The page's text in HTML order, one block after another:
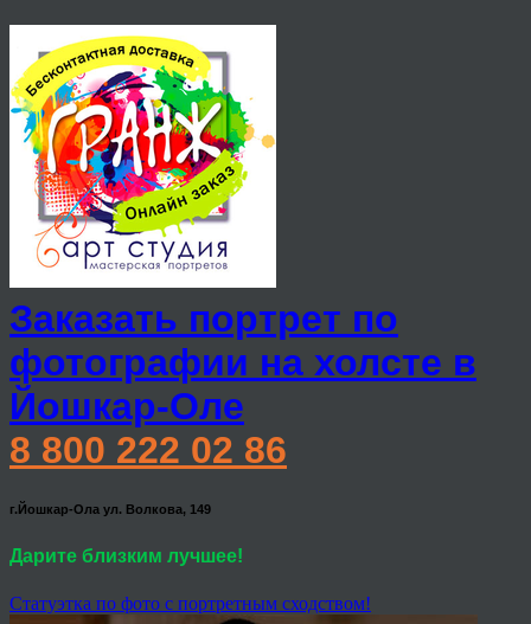
Заказать портрет по
фотографии на холсте в
Йошкар-Оле
8 800 222 02 86
г.Йошкар-Ола ул. Волкова, 149
Дарите близким лучшее!
Статуэтка по фото с портретным сходством!